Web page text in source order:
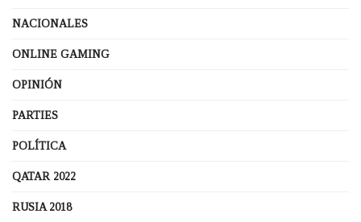
NACIONALES
ONLINE GAMING
OPINIÓN
PARTIES
POLÍTICA
QATAR 2022
RUSIA 2018